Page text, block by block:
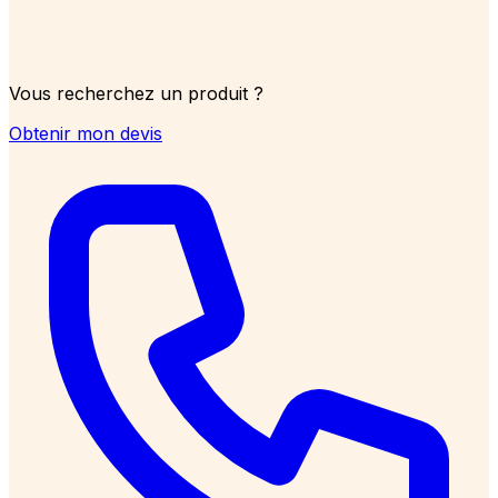
Vous recherchez un produit ?
Obtenir mon devis